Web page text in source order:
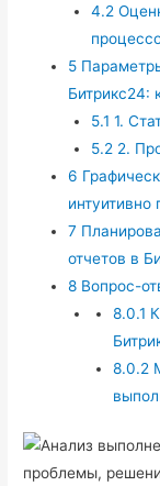
4.2
5
Битрикс24:
5.1 1.
5.2 2.
6
интуитивно
7
отчетов в
8 Вопрос-
8.0.1
8.0.2